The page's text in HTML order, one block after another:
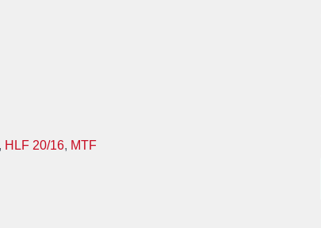
, HLF 20/16, MTF